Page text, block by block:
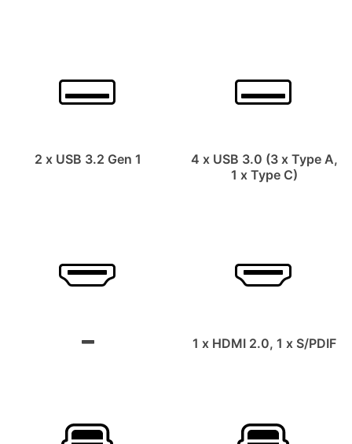
2 x USB 3.2 Gen 1
4 x USB 3.0 (3 x Type A,
1 x Type C)
1 x HDMI 2.0, 1 x S/PDIF